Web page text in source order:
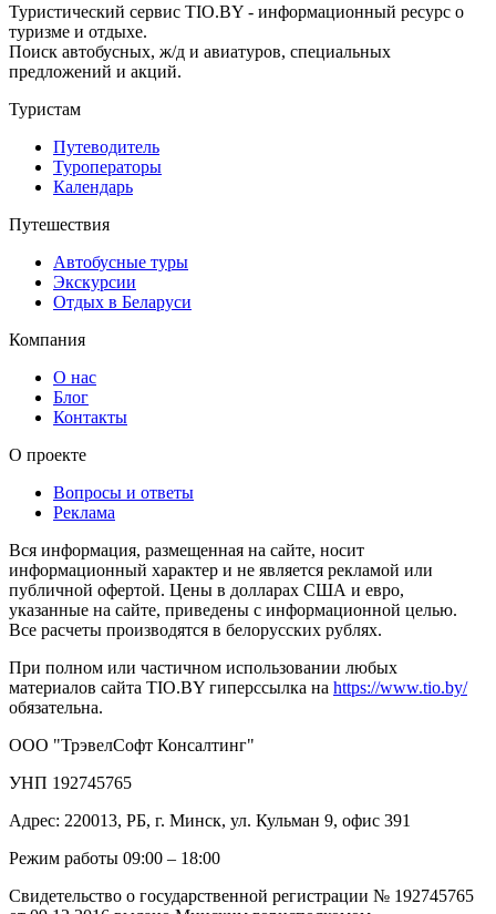
Туристический сервис TIO.BY - информационный ресурс о
туризме и отдыхе.
Поиск автобусных, ж/д и авиатуров, специальных
предложений и акций.
Туристам
Путеводитель
Туроператоры
Календарь
Путешествия
Автобусные туры
Экскурсии
Отдых в Беларуси
Компания
О нас
Блог
Контакты
О проекте
Вопросы и ответы
Реклама
Вся информация, размещенная на сайте, носит
информационный характер и не является рекламой или
публичной офертой. Цены в долларах США и евро,
указанные на сайте, приведены с информационной целью.
Все расчеты производятся в белорусских рублях.
При полном или частичном использовании любых
материалов сайта TIO.BY гиперссылка на https://www.tio.by/
обязательна.
ООО "ТрэвелСофт Консалтинг"
УНП 192745765
Адрес: 220013, РБ, г. Минск, ул. Кульман 9, офис 391
Режим работы 09:00 – 18:00
Свидетельство о государственной регистрации № 192745765